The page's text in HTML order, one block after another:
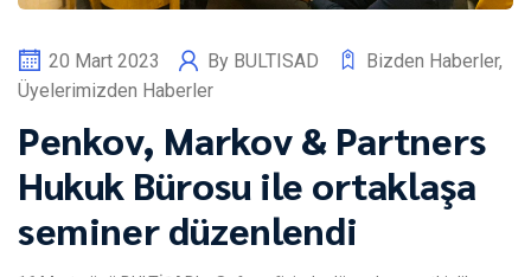
20 Mart 2023 By BULTISAD Bizden Haberler,
Üyelerimizden Haberler
Penkov, Markov & Partners
Hukuk Bürosu ile ortaklaşa
seminer düzenlendi